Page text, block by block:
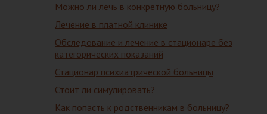
Можно ли лечь в конкретную больницу?
Лечение в платной клинике
Обследование и лечение в стационаре без
категорических показаний
Стационар психиатрической больницы
Стоит ли симулировать?
Как попасть к родственникам в больницу?